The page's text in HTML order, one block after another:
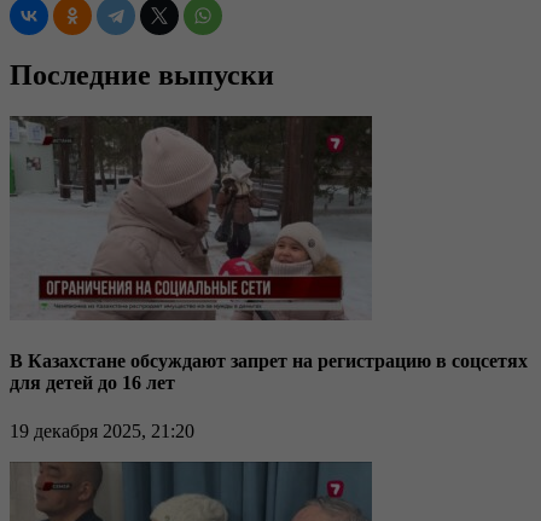
Последние выпуски
В Казахстане обсуждают запрет на регистрацию в соцсетях
для детей до 16 лет
19 декабря 2025, 21:20